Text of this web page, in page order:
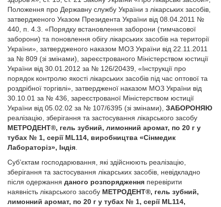
Положення про Державну службу України з лікарських засобів,
затвердженого Указом Президента України від 08.04.2011 №
440, п. 4.3. «Порядку встановлення заборони (тимчасової
заборони) та поновлення обігу лікарських засобів на території
України», затвердженого наказом МОЗ України від 22.11.2011
за № 809 (зі змінами), зареєстрованого Міністерством юстиції
України від 30.01.2012 за № 126/20439, «Інструкції про
порядок контролю якості лікарських засобів під час оптової та
роздрібної торгівлі», затвердженої наказом МОЗ України від
30.10.01 за № 436, зареєстрованої Міністерством юстиції
України від 05.02.02 за № 107/6395 (зі змінами), ЗАБОРОНЯЮ
реалізацію, зберігання та застосування лікарського засобу
МЕТРОДЕНТ®, гель зубний, лимонний аромат, по 20 г у
тубах № 1, серії ML114, виробництва «Сінмедик
Лабораторіз», Індія
Суб’єктам господарювання, які здійснюють реалізацію,
зберігання та застосування лікарських засобів, невідкладно
після одержання даного розпорядження перевірити
наявність лікарського засобу МЕТРОДЕНТ®, гель зубний,
лимонний аромат, по 20 г у тубах № 1, серії ML114,